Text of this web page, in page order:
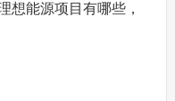
想能源项目有哪些，